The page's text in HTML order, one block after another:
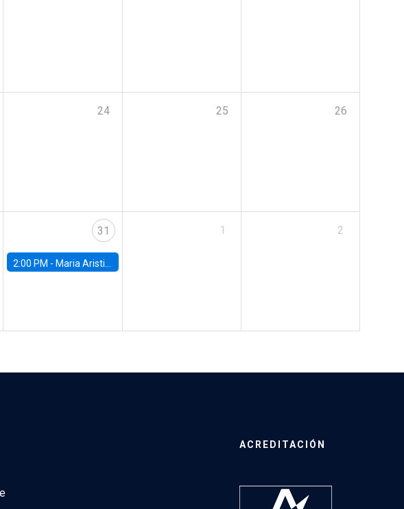
24 25 26
31
2:00 PM - Maria Aristizabal-Ramirez, FED Board
1 2
ACREDITACIÓN